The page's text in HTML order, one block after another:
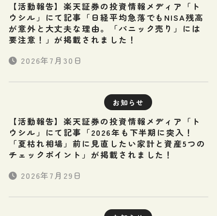
【活動報告】楽天証券の投資情報メディア「ト
ウシル」にて記事「日経平均急落でもNISA残高
が意外と大丈夫な理由。「パニック売り」には
要注意！」が掲載されました！
2026年7月30日
お知らせ
【活動報告】楽天証券の投資情報メディア「ト
ウシル」にて記事「2026年も下半期に突入！
「夏枯れ相場」前に見直したい家計と資産5つの
チェックポイント」が掲載されました！
2026年7月29日